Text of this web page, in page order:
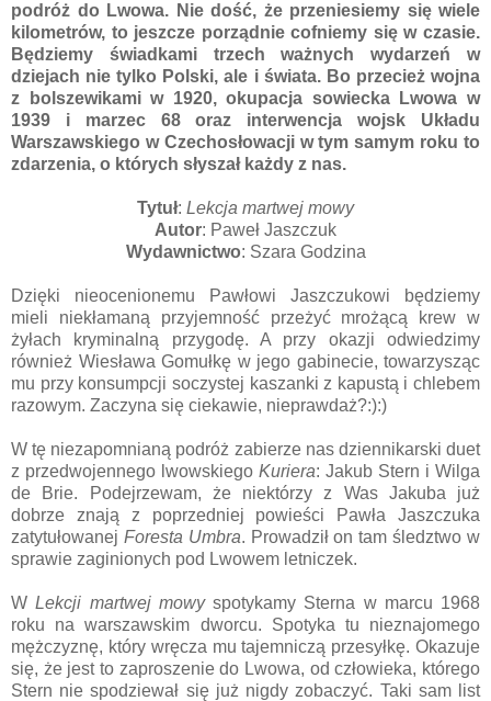
podróż do Lwowa. Nie dość, że przeniesiemy się wiele
kilometrów, to jeszcze porządnie cofniemy się w czasie.
Będziemy świadkami trzech ważnych wydarzeń w
dziejach nie tylko Polski, ale i świata. Bo przecież wojna
z bolszewikami w 1920, okupacja sowiecka Lwowa w
1939 i marzec 68 oraz interwencja wojsk Układu
Warszawskiego w Czechosłowacji w tym samym roku to
zdarzenia, o których słyszał każdy z nas.
Tytuł: Lekcja martwej mowy
Autor: Paweł Jaszczuk
Wydawnictwo: Szara Godzina
Dzięki nieocenionemu Pawłowi Jaszczukowi będziemy
mieli niekłamaną przyjemność przeżyć mrożącą krew w
żyłach kryminalną przygodę. A przy okazji odwiedzimy
również Wiesława Gomułkę w jego gabinecie, towarzysząc
mu przy konsumpcji soczystej kaszanki z kapustą i chlebem
razowym. Zaczyna się ciekawie, nieprawdaż?:):)
W tę niezapomnianą podróż zabierze nas dziennikarski duet
z przedwojennego lwowskiego Kuriera: Jakub Stern i Wilga
de Brie. Podejrzewam, że niektórzy z Was Jakuba już
dobrze znają z poprzedniej powieści Pawła Jaszczuka
zatytułowanej Foresta Umbra. Prowadził on tam śledztwo w
sprawie zaginionych pod Lwowem letniczek.
WLekcji martwej mowy spotykamy Sterna w marcu 1968
roku na warszawskim dworcu. Spotyka tu nieznajomego
mężczyznę, który wręcza mu tajemniczą przesyłkę. Okazuje
się, że jest to zaproszenie do Lwowa, od człowieka, którego
Stern nie spodziewał się już nigdy zobaczyć. Taki sam list